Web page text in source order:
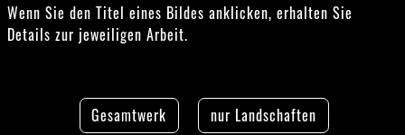
Wenn Sie den Titel eines Bildes anklicken, erhalten Sie
Details zur jeweiligen Arbeit.
Gesamtwerk nur Landschaften